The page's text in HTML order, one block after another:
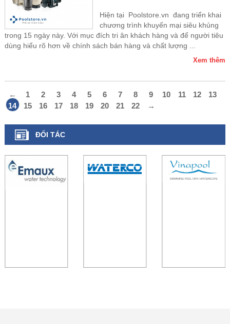
Hiện tại Poolstore.vn đang triển khai
chương trình khuyến mại siêu khủng
trong 15 ngày này. Với mục đích tri ân khách hàng và để người tiêu
dùng hiểu rõ hơn về chính sách bán hàng và chất lượng ...
Xem thêm
← 1 2 3 4 5 6 7 8 9 10 11 12
13
14
15 16 17 18 19 20 21 22 →
ĐỐI TÁC